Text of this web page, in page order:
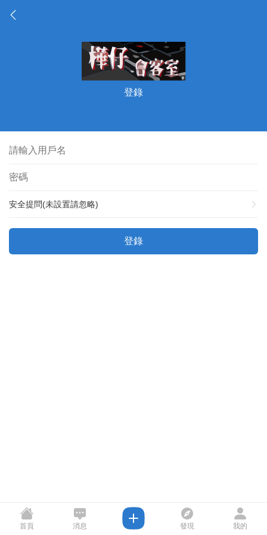
登錄
安全提問(未設置請忽略)
登錄
首頁 消息 發現 我的